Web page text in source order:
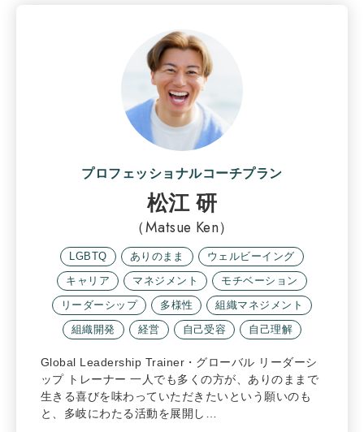
プロフェッショナルコーチプラン
松江 研
（Matsue Ken）
LGBTQ ありのまま
ウェルビーイング
キャリア
マネジメント
モチベーション
リーダーシップ
多様性
組織マネジメント
組織開発
経営 自己受容 自己理解
Global Leadership Trainer・グローバル リーダーシ
ップ トレーナー 一人でも多くの方が、ありのままで
生きる喜びを味わっていただきたいという願いのも
と、多岐にわたる活動を展開し…